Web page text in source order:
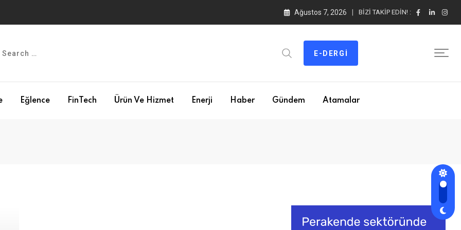
Ağustos 7, 2026 BIZI TAKIP EDIN! :
E-DERGI
Eğlence FinTech Ürün Ve Hizmet Enerji Haber Gündem Atamalar